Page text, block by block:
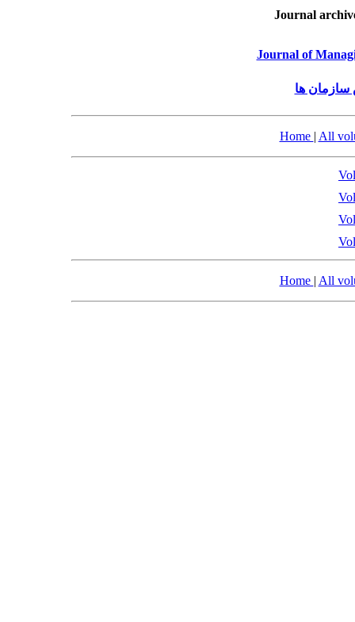
Journal
Journal of
سازمان ها
Home | All
Home | All